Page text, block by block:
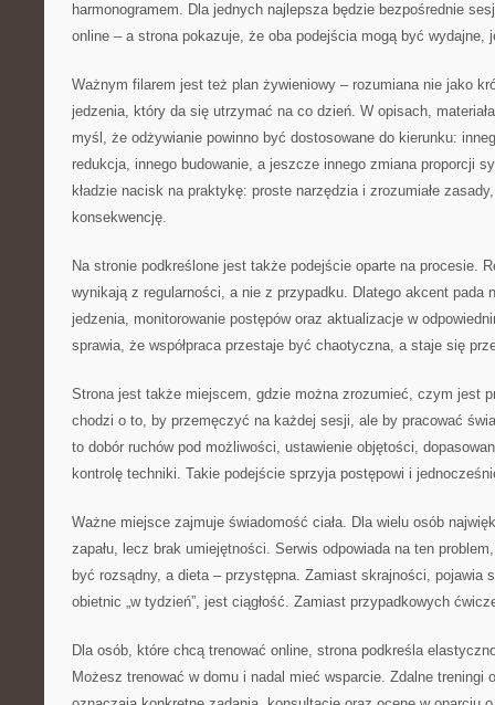
harmonogramem. Dla jednych najlepsza będzie bezpośrednie
online – a strona pokazuje, że oba podejścia mogą być wydajne,
Ważnym filarem jest też plan żywieniowy – rozumiana nie jako
jedzenia, który da się utrzymać na co dzień. W opisach,
myśl, że odżywianie powinno być dostosowane do kierunku:
redukcja, innego budowanie, a jeszcze innego zmiana proporcji
kładzie nacisk na praktykę: proste narzędzia i zrozumiałe
konsekwencję.
Na stronie podkreślone jest także podejście oparte na procesie.
wynikają z regularności, a nie z przypadku. Dlatego akcent pada
jedzenia, monitorowanie postępów oraz aktualizacje w
sprawia, że współpraca przestaje być chaotyczna, a staje się
Strona jest także miejscem, gdzie można zrozumieć, czym jest
chodzi o to, by przemęczyć na każdej sesji, ale by pracować
to dobór ruchów pod możliwości, ustawienie objętości,
kontrolę techniki. Takie podejście sprzyja postępowi i
Ważne miejsce zajmuje świadomość ciała. Dla wielu osób
zapału, lecz brak umiejętności. Serwis odpowiada na ten
być rozsądny, a dieta – przystępna. Zamiast skrajności, pojawia
obietnic „w tydzień”, jest ciągłość. Zamiast przypadkowych
Dla osób, które chcą trenować online, strona podkreśla
Możesz trenować w domu i nadal mieć wsparcie. Zdalne treningi